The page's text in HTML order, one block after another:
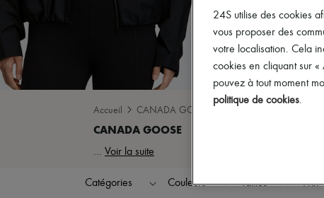
Accueil CANADA GOOSE
... Voir la suite
Catégories Couleurs Tailles Prix
24S utilise des cookies
vous proposer des
votre localisation. Cela
cookies en cliquant sur
pouvez à tout moment
politique de cookies.